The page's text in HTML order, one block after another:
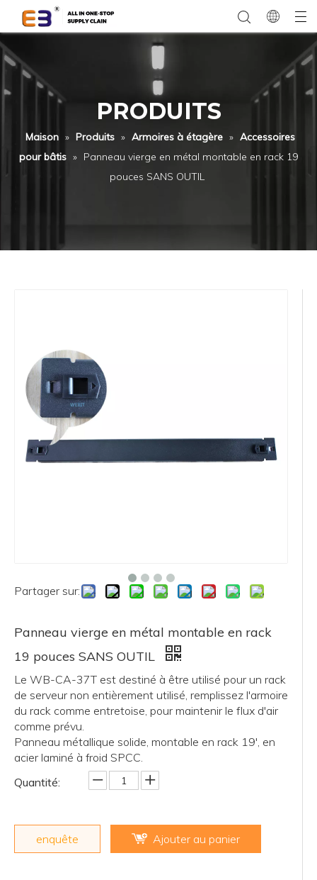
PRODUITS
Maison » Produits » Armoires à étagère » Accessoires
pour bâtis » Panneau vierge en métal montable en rack 19
pouces SANS OUTIL
Partager sur:
Panneau vierge en métal montable en rack
19 pouces SANS OUTIL
Le WB-CA-37T est destiné à être utilisé pour un rack
de serveur non entièrement utilisé, remplissez l'armoire
du rack comme entretoise, pour maintenir le flux d'air
comme prévu.
Panneau métallique solide, montable en rack 19', en
acier laminé à froid SPCC.
Quantité:
enquête Ajouter au panier